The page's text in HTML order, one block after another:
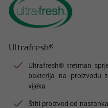
Ultrafresh®
Ultrafresh® tretman
bakterija na proizvodu
vijeka
Štiti proizvod od